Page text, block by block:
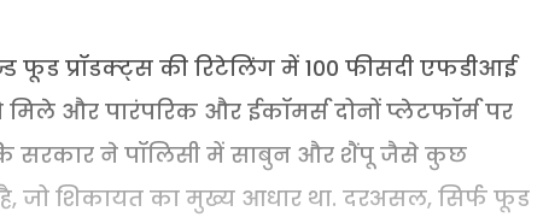
प्रॉडक्ट्स की रिटेलिंग में 100 फीसदी एफडीआई
और पारंपरिक और ईकॉमर्स दोनों प्लेटफॉर्म पर
सरकार ने पॉलिसी में साबुन और शैंपू जैसे कुछ
जो शिकायत का मुख्य आधार था. दरअसल, सिर्फ फूड